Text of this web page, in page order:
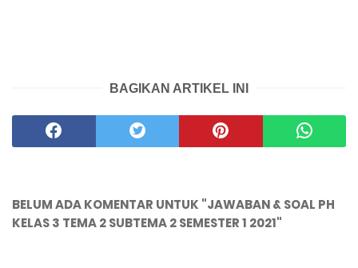
BAGIKAN ARTIKEL INI
BELUM ADA KOMENTAR UNTUK "JAWABAN & SOAL PH
KELAS 3 TEMA 2 SUBTEMA 2 SEMESTER 1 2021"